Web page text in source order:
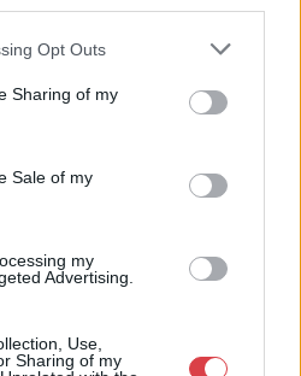
Opt Outs
Sharing of my
Sale of my
my
Advertising.
Use,
Sharing of my
vállalkozásaként a BÁV ZRt.
tekintélyével és
a magyar
szereplője. A 2007-ben
a magyarországi
színterévé, kereskedelmi
rendelkező BÁV ZRt.
hat napján állnak a műtárgyat